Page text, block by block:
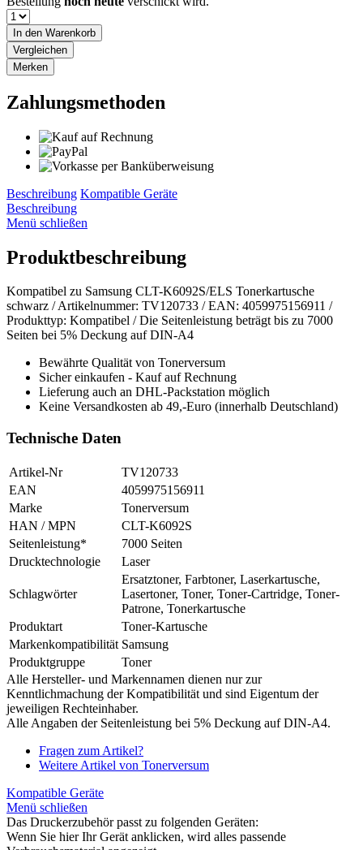
In den Warenkorb
Vergleichen
Merken
Zahlungsmethoden
Beschreibung Kompatible Geräte
Beschreibung
Menü schließen
Produktbeschreibung
Kompatibel zu Samsung CLT-K6092S/ELS Tonerkartusche
schwarz / Artikelnummer: TV120733 / EAN: 4059975156911 /
Produkttyp: Kompatibel / Die Seitenleistung beträgt bis zu 7000
Seiten bei 5% Deckung auf DIN-A4
Bewährte Qualität von Tonerversum
Sicher einkaufen - Kauf auf Rechnung
Lieferung auch an DHL-Packstation möglich
Keine Versandkosten ab 49,-Euro (innerhalb Deutschland)
Technische Daten
Artikel-Nr
TV120733
EAN
4059975156911
Marke
Tonerversum
HAN / MPN
CLT-K6092S
Seitenleistung*
7000 Seiten
Drucktechnologie
Laser
Schlagwörter
Ersatztoner, Farbtoner, Laserkartusche,
Lasertoner, Toner, Toner-Cartridge, Toner-
Patrone, Tonerkartusche
Produktart
Toner-Kartusche
Markenkompatibilität Samsung
Produktgruppe
Toner
Alle Hersteller- und Markennamen dienen nur zur
Kenntlichmachung der Kompatibilität und sind Eigentum der
jeweiligen Rechteinhaber.
Alle Angaben der Seitenleistung bei 5% Deckung auf DIN-A4.
Fragen zum Artikel?
Weitere Artikel von Tonerversum
Kompatible Geräte
Menü schließen
Das Druckerzubehör passt zu folgenden Geräten:
Wenn Sie hier Ihr Gerät anklicken, wird alles passende